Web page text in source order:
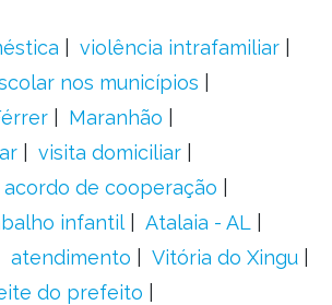
violência intrafamiliar
nos municípios
Maranhão
visita domiciliar
acordo de cooperação
infantil
Atalaia - AL
atendimento
Vitória do Xingu
do prefeito